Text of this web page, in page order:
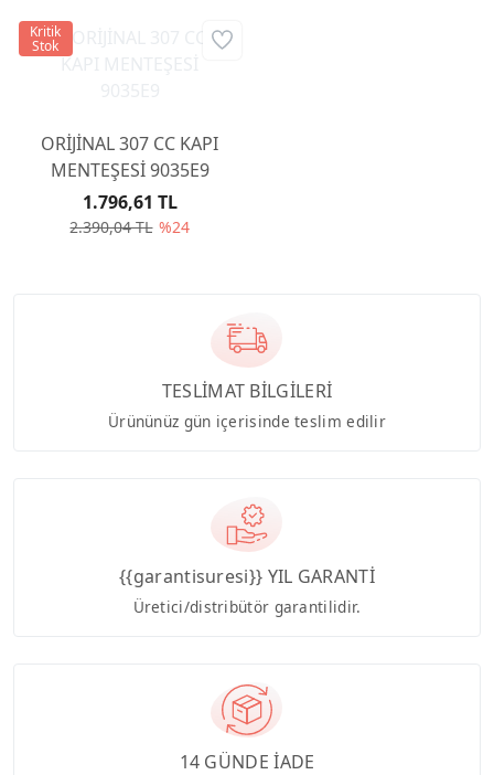
ORİJİNAL 307 CC KAPI
MENTEŞESİ 9035E9
2.390,04 TL %24
1.796,61 TL
Kritik
Stok
TESLİMAT BİLGİLERİ
Ürününüz gün içerisinde teslim edilir
{{garantisuresi}} YIL GARANTİ
Üretici/distribütör garantilidir.
14 GÜNDE İADE